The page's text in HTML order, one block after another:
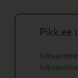
Pikk.ee